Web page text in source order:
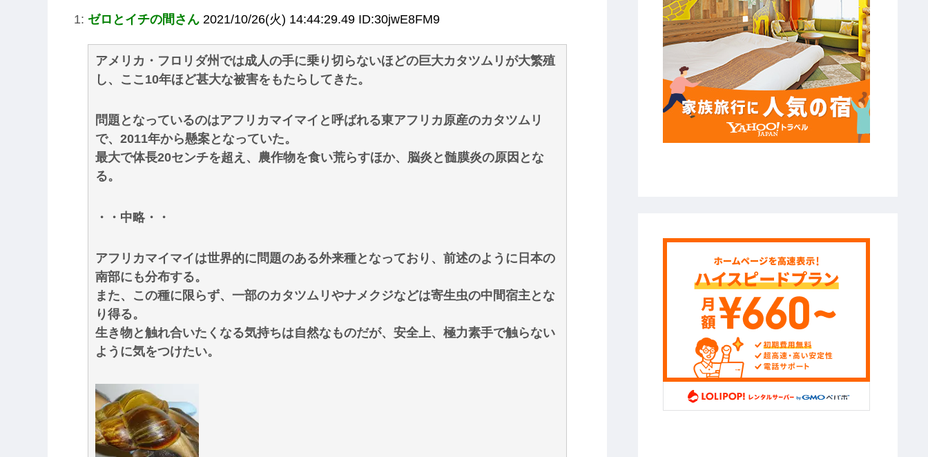
1: ゼロとイチの間さん 2021/10/26(火) 14:44:29.49 ID:30jwE8FM9
アメリカ・フロリダ州では成人の手に乗り切らないほどの巨大カタツムリが大繁殖
し、ここ10年ほど甚大な被害をもたらしてきた。
問題となっているのはアフリカマイマイと呼ばれる東アフリカ原産のカタツムリ
で、2011年から懸案となっていた。
最大で体長20センチを超え、農作物を食い荒らすほか、脳炎と髄膜炎の原因とな
る。
・・中略・・
アフリカマイマイは世界的に問題のある外来種となっており、前述のように日本の
南部にも分布する。
また、この種に限らず、一部のカタツムリやナメクジなどは寄生虫の中間宿主とな
り得る。
生き物と触れ合いたくなる気持ちは自然なものだが、安全上、極力素手で触らない
ように気をつけたい。